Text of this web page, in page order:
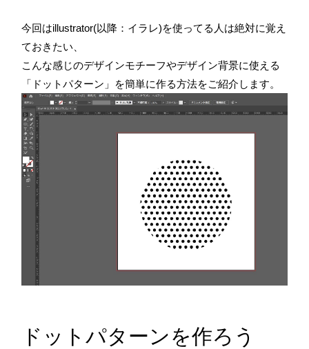
今回はillustrator(以降：イラレ)を使ってる人は絶対に覚え
ておきたい、
こんな感じのデザインモチーフやデザイン背景に使える
「ドットパターン」を簡単に作る方法をご紹介します。
ドットパターンを作ろう